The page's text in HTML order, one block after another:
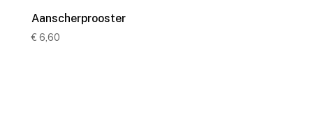
Aanscherprooster
€ 6,60